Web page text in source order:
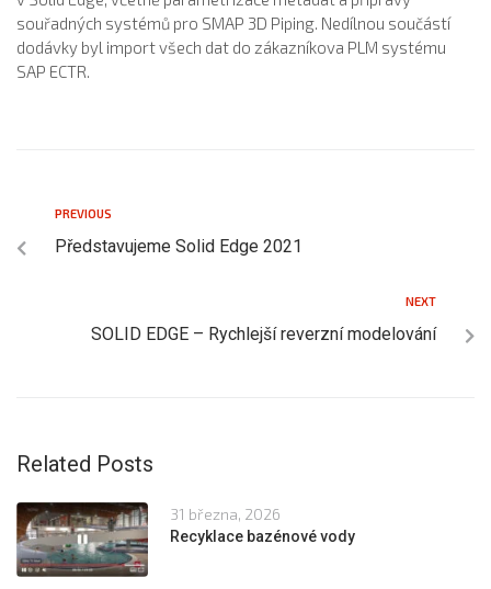
souřadných systémů pro SMAP 3D Piping. Nedílnou součástí
dodávky byl import všech dat do zákazníkova PLM systému
SAP ECTR.
PREVIOUS
Představujeme Solid Edge 2021
NEXT
SOLID EDGE – Rychlejší reverzní modelování
Related Posts
31 března, 2026
Recyklace bazénové vody